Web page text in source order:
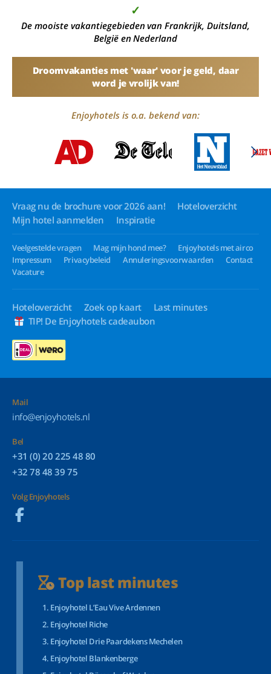
✓
De mooiste vakantiegebieden van Frankrijk, Duitsland,
België en Nederland
Droomvakanties met 'waar' voor je geld, daar
word je vrolijk van!
Enjoyhotels is o.a. bekend van:
Vraag nu de brochure voor 2026 aan!
Hoteloverzicht
Mijn hotel aanmelden
Inspiratie
Veelgestelde vragen Mag mijn hond mee?
Enjoyhotels met airco
Impressum
Privacybeleid Annuleringsvoorwaarden
Contact
Vacature
Hoteloverzicht Zoek op kaart
Last minutes
TIP! De Enjoyhotels cadeaubon
Mail
info@enjoyhotels.nl
Bel
+31 (0) 20 225 48 80
+32 78 48 39 75
Volg Enjoyhotels
Top last minutes
Enjoyhotel L’Eau Vive Ardennen
Enjoyhotel Riche
Enjoyhotel Drie Paardekens Mechelen
Enjoyhotel Blankenberge